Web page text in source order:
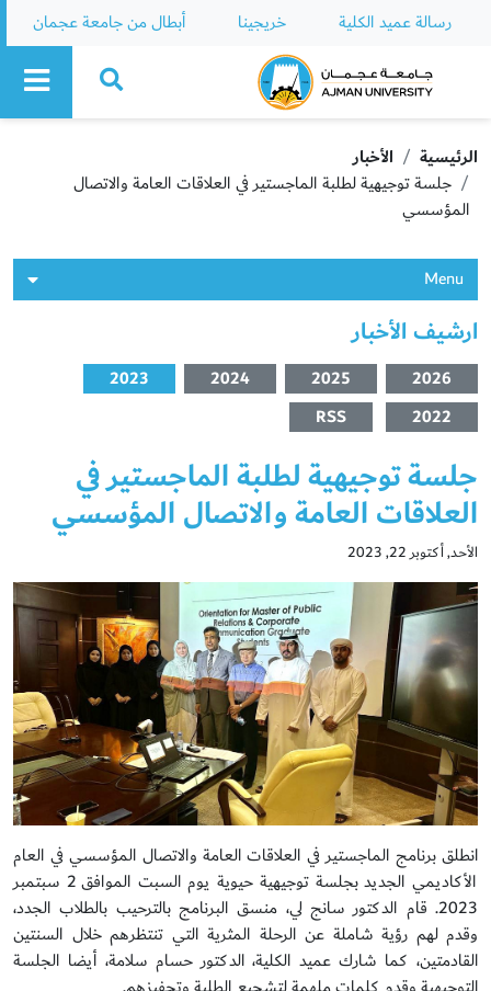
رسالة عميد الكلية خريجينا أبطال من جامعة عجمان
Ajman University
الرئيسية
الأخبار
جلسة توجيهية لطلبة الماجستير في العلاقات العامة والاتصال
المؤسسي
Menu
ارشيف الأخبار
2026
2025
2024
2023
2022
RSS
جلسة توجيهية لطلبة الماجستير في
العلاقات العامة والاتصال المؤسسي
الأحد, أكتوبر 22, 2023
انطلق برنامج الماجستير في العلاقات العامة والاتصال المؤسسي في العام
الأكاديمي الجديد بجلسة توجيهية حيوية يوم السبت الموافق 2 سبتمبر
2023. قام الدكتور سانج لي، منسق البرنامج بالترحيب بالطلاب الجدد،
وقدم لهم رؤية شاملة عن الرحلة المثرية التي تنتظرهم خلال السنتين
القادمتين، كما شارك عميد الكلية، الدكتور حسام سلامة، أيضا الجلسة